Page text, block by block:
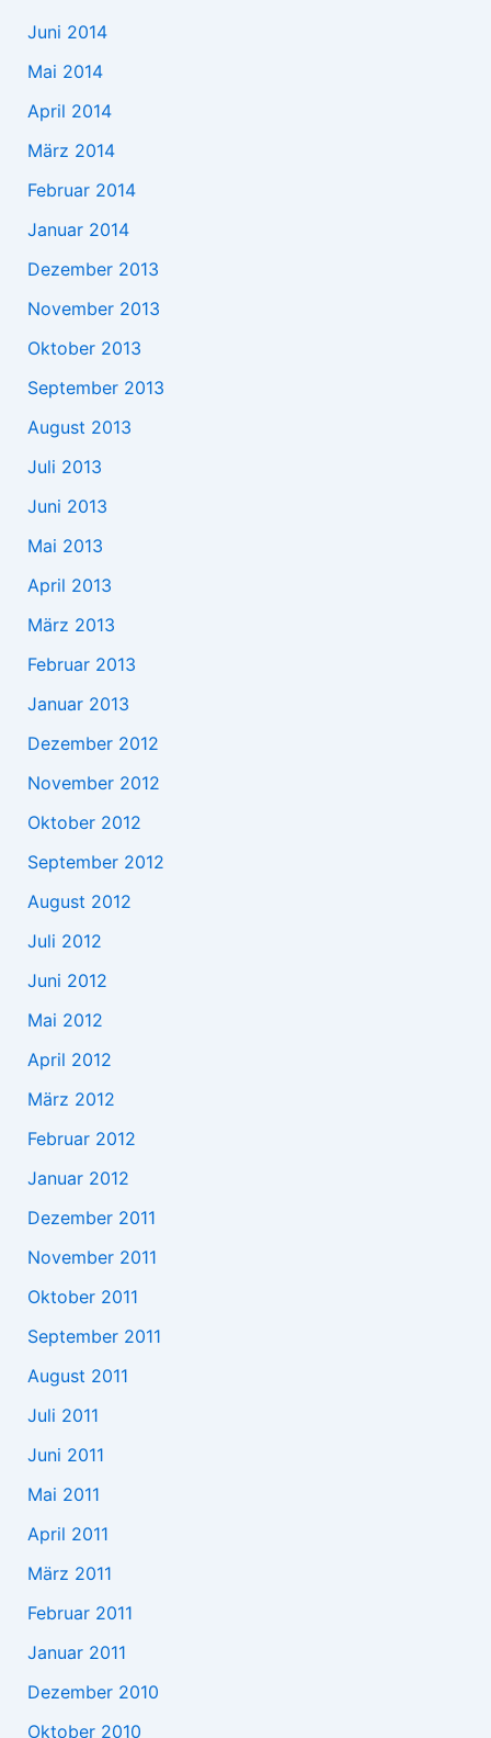
Juni 2014
Mai 2014
April 2014
März 2014
Februar 2014
Januar 2014
Dezember 2013
November 2013
Oktober 2013
September 2013
August 2013
Juli 2013
Juni 2013
Mai 2013
April 2013
März 2013
Februar 2013
Januar 2013
Dezember 2012
November 2012
Oktober 2012
September 2012
August 2012
Juli 2012
Juni 2012
Mai 2012
April 2012
März 2012
Februar 2012
Januar 2012
Dezember 2011
November 2011
Oktober 2011
September 2011
August 2011
Juli 2011
Juni 2011
Mai 2011
April 2011
März 2011
Februar 2011
Januar 2011
Dezember 2010
Oktober 2010